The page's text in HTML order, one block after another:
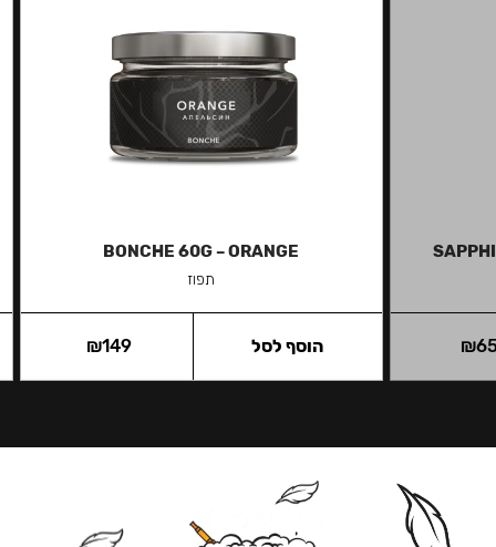
₪
BONCHE 60G – ORANGE
תפוז
₪149 הוסף לסל